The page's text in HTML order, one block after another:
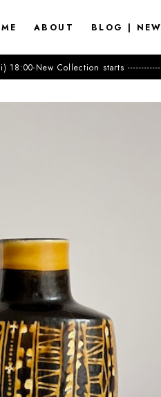
ABOUT BLOG |
starts ---------------------